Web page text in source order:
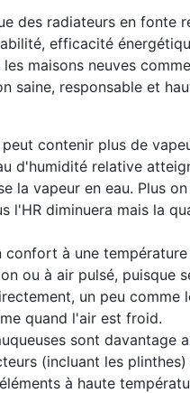
des radiateurs en fonte
efficacité
maisons neuves
saine, responsable et
contenir plus de
d'humidité relative
la vapeur en eau. Plus
l'HR diminuera mais la
à une
ou à air pulsé, puisque
un peu comme
quand l'air est froid.
sont davantage
(incluant les plinthes)
à haute